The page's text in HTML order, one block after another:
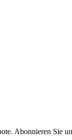
Abonnieren Sie